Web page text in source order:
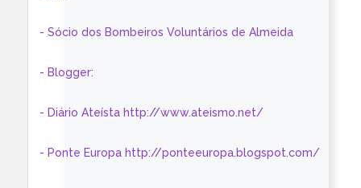
- Sócio dos Bombeiros Voluntários de Almeida
- Blogger:
- Diário Ateísta http://www.ateismo.net/
- Ponte Europa http://ponteeuropa.blogspot.com/